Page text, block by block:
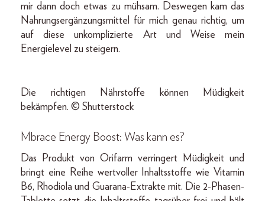
mir dann doch etwas zu mühsam. Deswegen kam das
Nahrungsergänzungsmittel für mich genau richtig, um
auf diese unkomplizierte Art und Weise mein
Energielevel zu steigern.
Die richtigen Nährstoffe können Müdigkeit
bekämpfen. © Shutterstock
Mbrace Energy Boost: Was kann es?
Das Produkt von Orifarm verringert Müdigkeit und
bringt eine Reihe wertvoller Inhaltsstoffe wie Vitamin
B6, Rhodiola und Guarana-Extrakte mit. Die 2-Phasen-